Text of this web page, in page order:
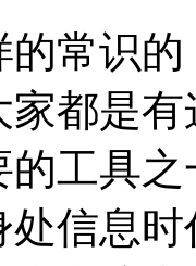
的常识
都是
工具
处信息